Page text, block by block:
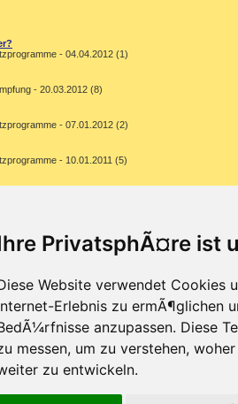
PrivatsphÃ¤re ist
Website verwendet Cookies
Erlebnis zu ermÃ¶glichen
anzupassen. Diese
messen, um zu verstehen,
zu entwickeln.
- 04.04.2012 (1)
- 20.03.2012 (8)
- 07.01.2012 (2)
- 10.01.2011 (5)
- 02.11.2006 (1)
- 06.05.2005 (2)
ausführen. Z.B. den Browser, wenn ich
in WEZ +1. Es ist jetzt